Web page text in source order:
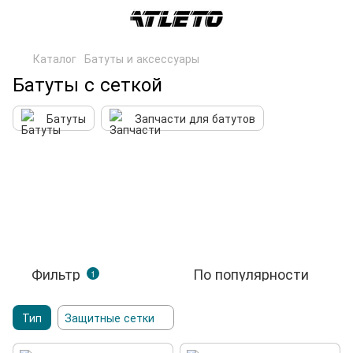
Каталог Батуты и аксессуары
Батуты с сеткой
Батуты Запчасти для батутов
Фильтр 1 По популярности
Тип Защитные сетки